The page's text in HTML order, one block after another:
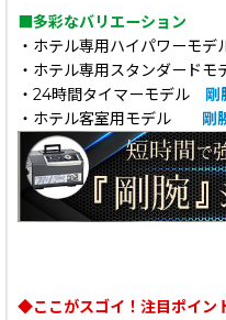
■多彩なバリエーション
・ホテル専用ハイパワーモデ
・ホテル専用スタンダードモ
・24時間タイマーモデル
・ホテル客室用モデル 剛
◆ここがスゴイ！注目ポイ